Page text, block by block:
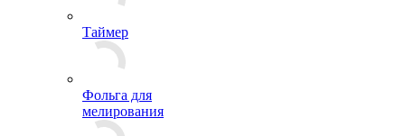
Таймер
Фольга для
мелирования